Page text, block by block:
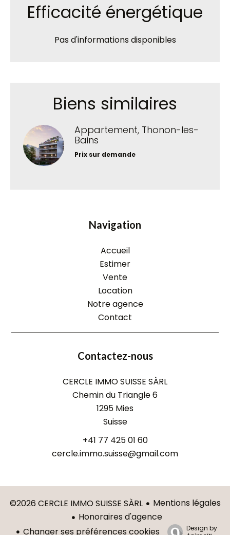
Efficacité énergétique
Pas d'informations disponibles
Biens similaires
Appartement, Thonon-les-
Bains
Prix sur demande
Navigation
Accueil
Estimer
Vente
Location
Notre agence
Contact
Contactez-nous
CERCLE IMMO SUISSE SÀRL
Chemin du Triangle 6
1295 Mies
Suisse
+41 77 425 01 60
cercle.immo.suisse@gmail.com
©2026 CERCLE IMMO SUISSE SÀRL
Mentions légales
Honoraires d'agence
Changer ses préférences cookies
Design by